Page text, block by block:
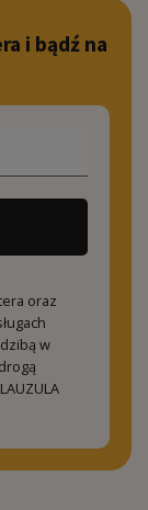
i bądź na
oraz
w